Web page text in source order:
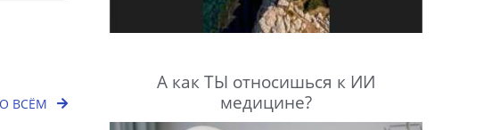
ВСЁМ
А как ТЫ относишься к ИИ
медицине?